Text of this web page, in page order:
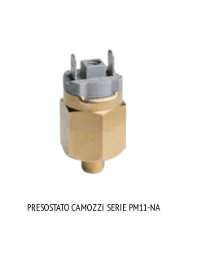
PRESOSTATO CAMOZZI SERIE PM11-NA